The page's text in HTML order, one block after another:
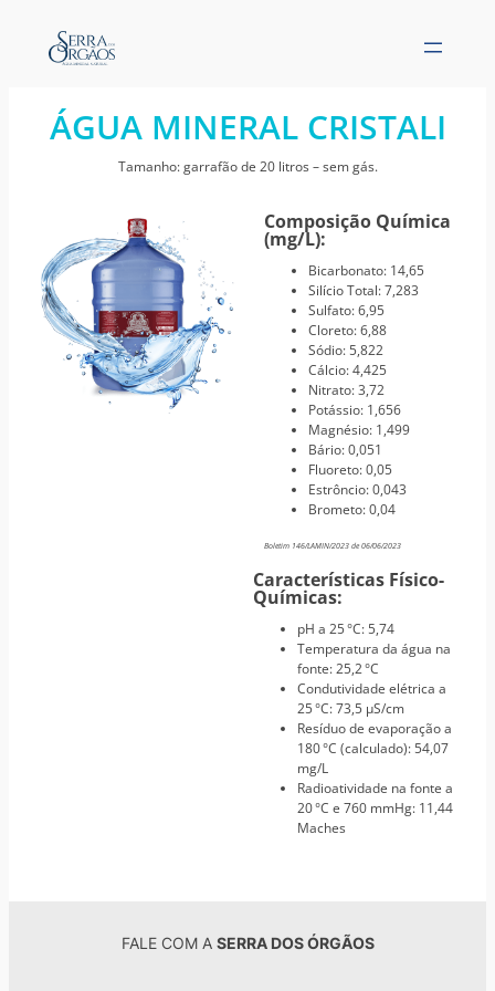
ÁGUA MINERAL CRISTALI
Tamanho: garrafão de 20 litros – sem gás.
Composição Química
(mg/L):
Bicarbonato: 14,65
Silício Total: 7,283
Sulfato: 6,95
Cloreto: 6,88
Sódio: 5,822
Cálcio: 4,425
Nitrato: 3,72
Potássio: 1,656
Magnésio: 1,499
Bário: 0,051
Fluoreto: 0,05
Estrôncio: 0,043
Brometo: 0,04
Boletim 146/LAMIN/2023 de 06/06/2023
Características Físico-
Químicas:
pH a 25 °C: 5,74
Temperatura da água na
fonte: 25,2 °C
Condutividade elétrica a
25 °C: 73,5 µS/cm
Resíduo de evaporação a
180 °C (calculado): 54,07
mg/L
Radioatividade na fonte a
20 °C e 760 mmHg: 11,44
Maches
FALE COM A SERRA DOS ÓRGÃOS